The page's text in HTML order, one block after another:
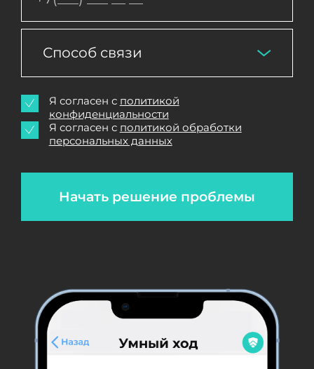
Способ связи
Начать решение проблемы
Я согласен с политикой
конфиденциальности
Я согласен с политикой обработки
персональных данных